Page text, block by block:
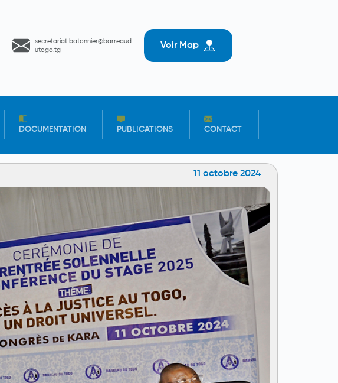
secretariat.batonnier@barreaud
utogo.tg
Voir Map
DOCUMENTATION
PUBLICATIONS CONTACT
11 octobre 2024